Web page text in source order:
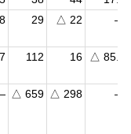
29 △ 22 —
112 16 △ 85.7
△ 659 △ 298 —